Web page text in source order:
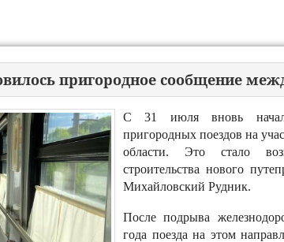
пригородное сообщение
С 31 июля вновь
пригородных поездов на
области. Это стало
строительства нового
Михайловский Рудник.
После подрыва
года поезда на этом